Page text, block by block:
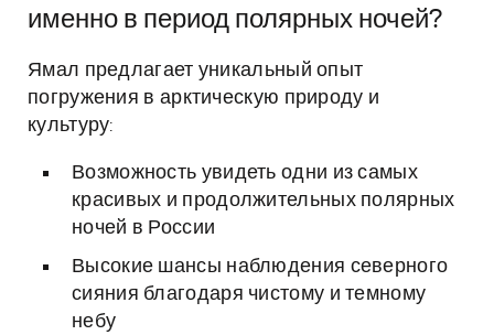
именно в период полярных ночей?
Ямал предлагает уникальный опыт
погружения в арктическую природу и
культуру:
Возможность увидеть одни из самых
красивых и продолжительных полярных
ночей в России
Высокие шансы наблюдения северного
сияния благодаря чистому и темному
небу